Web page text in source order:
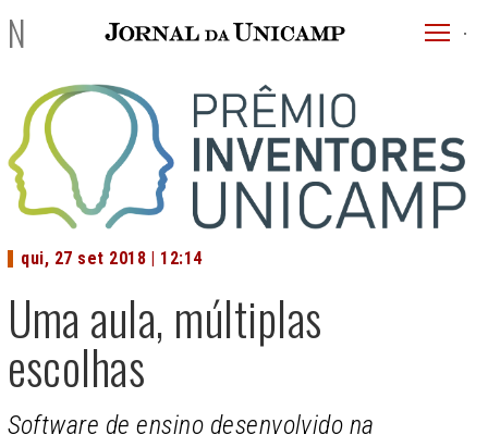
JU
NOTÍCIAS
Uma aula, múltiplas
escolhas
qui, 27 set 2018 | 12:14
Software de ensino desenvolvido na